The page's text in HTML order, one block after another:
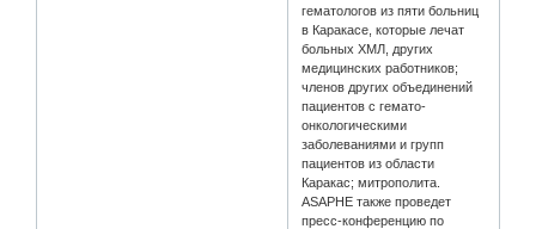
гематологов из пяти больниц
в Каракасе, которые лечат
больных ХМЛ, других
медицинских работников;
членов других объединений
пациентов с гемато-
онкологическими
заболеваниями и групп
пациентов из области
Каракас; митрополита.
ASAPHE также проведет
пресс-конференцию по